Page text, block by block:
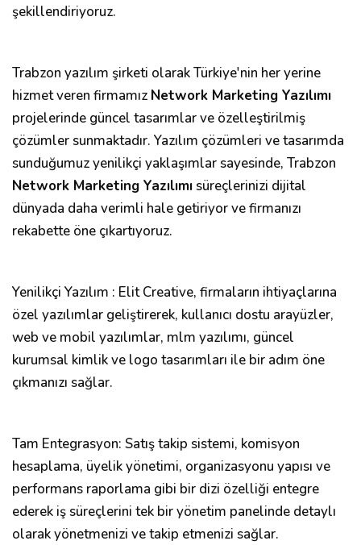
şekillendiriyoruz.
Trabzon yazılım şirketi olarak Türkiye'nin her yerine
hizmet veren firmamız Network Marketing Yazılımı
projelerinde güncel tasarımlar ve özelleştirilmiş
çözümler sunmaktadır. Yazılım çözümleri ve tasarımda
sunduğumuz yenilikçi yaklaşımlar sayesinde, Trabzon
Network Marketing Yazılımısüreçlerinizi dijital
dünyada daha verimli hale getiriyor ve firmanızı
rekabette öne çıkartıyoruz.
Yenilikçi Yazılım : Elit Creative, firmaların ihtiyaçlarına
özel yazılımlar geliştirerek, kullanıcı dostu arayüzler,
web ve mobil yazılımlar, mlm yazılımı, güncel
kurumsal kimlik ve logo tasarımları ile bir adım öne
çıkmanızı sağlar.
Tam Entegrasyon: Satış takip sistemi, komisyon
hesaplama, üyelik yönetimi, organizasyonu yapısı ve
performans raporlama gibi bir dizi özelliği entegre
ederek iş süreçlerini tek bir yönetim panelinde detaylı
olarak yönetmenizi ve takip etmenizi sağlar.